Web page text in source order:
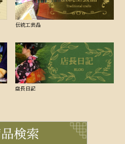
伝統工芸品
店長日記